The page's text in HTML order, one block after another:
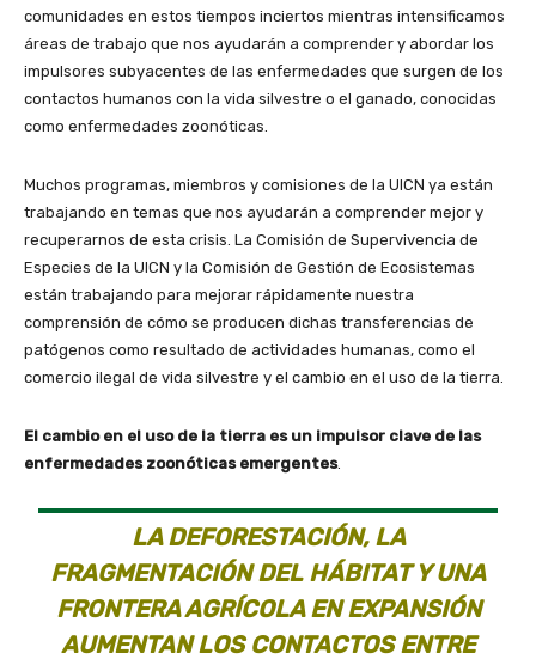
comunidades en estos tiempos inciertos mientras intensificamos
áreas de trabajo que nos ayudarán a comprender y abordar los
impulsores subyacentes de las enfermedades que surgen de los
contactos humanos con la vida silvestre o el ganado, conocidas
como enfermedades zoonóticas.
Muchos programas, miembros y comisiones de la UICN ya están
trabajando en temas que nos ayudarán a comprender mejor y
recuperarnos de esta crisis. La Comisión de Supervivencia de
Especies de la UICN y la Comisión de Gestión de Ecosistemas
están trabajando para mejorar rápidamente nuestra
comprensión de cómo se producen dichas transferencias de
patógenos como resultado de actividades humanas, como el
comercio ilegal de vida silvestre y el cambio en el uso de la tierra.
El cambio en el uso de la tierra es un impulsor clave de las
enfermedades zoonóticas emergentes.
LA DEFORESTACIÓN, LA
FRAGMENTACIÓN DEL HÁBITAT Y UNA
FRONTERA AGRÍCOLA EN EXPANSIÓN
AUMENTAN LOS CONTACTOS ENTRE